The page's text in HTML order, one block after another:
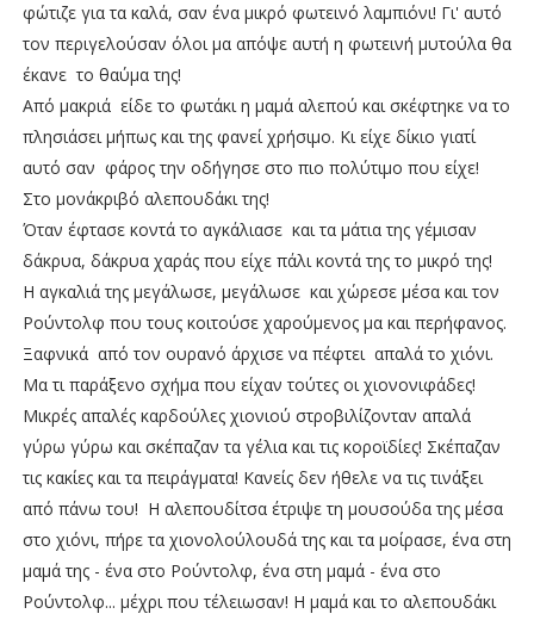
φώτιζε για τα καλά, σαν ένα μικρό φωτεινό λαμπιόνι! Γι' αυτό
τον περιγελούσαν όλοι μα απόψε αυτή η φωτεινή μυτούλα θα
έκανε το θαύμα της!
Από μακριά είδε το φωτάκι η μαμά αλεπού και σκέφτηκε να το
πλησιάσει μήπως και της φανεί χρήσιμο. Κι είχε δίκιο γιατί
αυτό σαν φάρος την οδήγησε στο πιο πολύτιμο που είχε!
Στο μονάκριβό αλεπουδάκι της!
Όταν έφτασε κοντά το αγκάλιασε και τα μάτια της γέμισαν
δάκρυα, δάκρυα χαράς που είχε πάλι κοντά της το μικρό της!
Η αγκαλιά της μεγάλωσε, μεγάλωσε και χώρεσε μέσα και τον
Ρούντολφ που τους κοιτούσε χαρούμενος μα και περήφανος.
Ξαφνικά από τον ουρανό άρχισε να πέφτει απαλά το χιόνι.
Μα τι παράξενο σχήμα που είχαν τούτες οι χιονονιφάδες!
Μικρές απαλές καρδούλες χιονιού στροβιλίζονταν απαλά
γύρω γύρω και σκέπαζαν τα γέλια και τις κοροϊδίες! Σκέπαζαν
τις κακίες και τα πειράγματα! Κανείς δεν ήθελε να τις τινάξει
από πάνω του! Η αλεπουδίτσα έτριψε τη μουσούδα της μέσα
στο χιόνι, πήρε τα χιονολούλουδά της και τα μοίρασε, ένα στη
μαμά της - ένα στο Ρούντολφ, ένα στη μαμά - ένα στο
Ρούντολφ... μέχρι που τέλειωσαν! Η μαμά και το αλεπουδάκι